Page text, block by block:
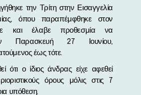
την Τρίτη στην Εισαγγελία
όπου παραπέμφθηκε στον
και έλαβε προθεσμία να
Παρασκευή 27 Ιουνίου,
έως τότε.
ότι ο ίδιος άνδρας είχε αφεθεί
όρους μόλις στις 7
υπόθεση.